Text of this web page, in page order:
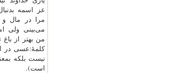
عز اسمه
مرا در مال و
مى‌بينى ولى
من بهتر از
كلمۀ:عسى در
نيست بلكه
است).